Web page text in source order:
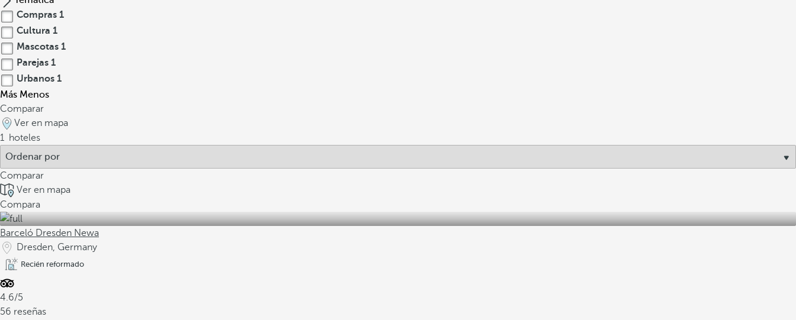
Compras 1
Cultura 1
Mascotas 1
Parejas 1
Urbanos 1
Más Menos
Comparar
Ver en mapa
1 hoteles
Comparar
Ver en mapa
Compara
Barceló Dresden Newa
Dresden, Germany
Recién reformado
4.6/5
56 reseñas